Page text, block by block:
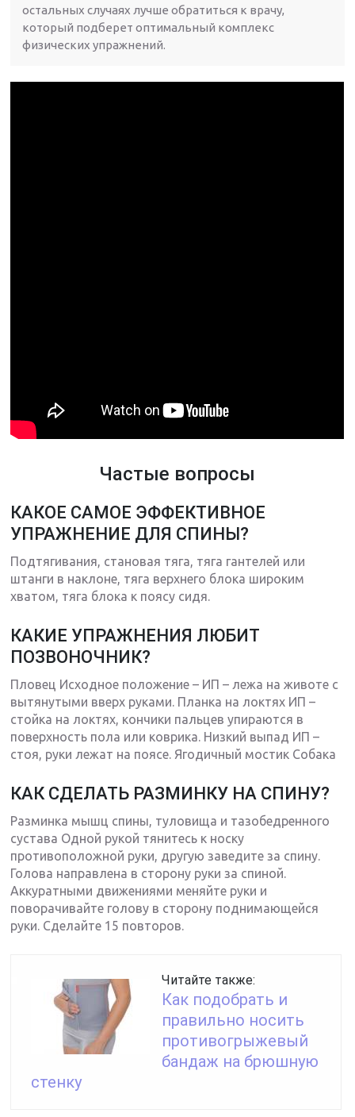
остальных случаях лучше обратиться к врачу,
который подберет оптимальный комплекс
физических упражнений.
Частые вопросы
КАКОЕ САМОЕ ЭФФЕКТИВНОЕ
УПРАЖНЕНИЕ ДЛЯ СПИНЫ?
Подтягивания, становая тяга, тяга гантелей или
штанги в наклоне, тяга верхнего блока широким
хватом, тяга блока к поясу сидя.
КАКИЕ УПРАЖНЕНИЯ ЛЮБИТ
ПОЗВОНОЧНИК?
Пловец Исходное положение – ИП – лежа на животе с
вытянутыми вверх руками. Планка на локтях ИП –
стойка на локтях, кончики пальцев упираются в
поверхность пола или коврика. Низкий выпад ИП –
стоя, руки лежат на поясе. Ягодичный мостик Собака
КАК СДЕЛАТЬ РАЗМИНКУ НА СПИНУ?
Разминка мышц спины, туловища и тазобедренного
сустава Одной рукой тянитесь к носку
противоположной руки, другую заведите за спину.
Голова направлена в сторону руки за спиной.
Аккуратными движениями меняйте руки и
поворачивайте голову в сторону поднимающейся
руки. Сделайте 15 повторов.
Читайте также:
Как подобрать и
правильно носить
противогрыжевый
бандаж на брюшную
стенку